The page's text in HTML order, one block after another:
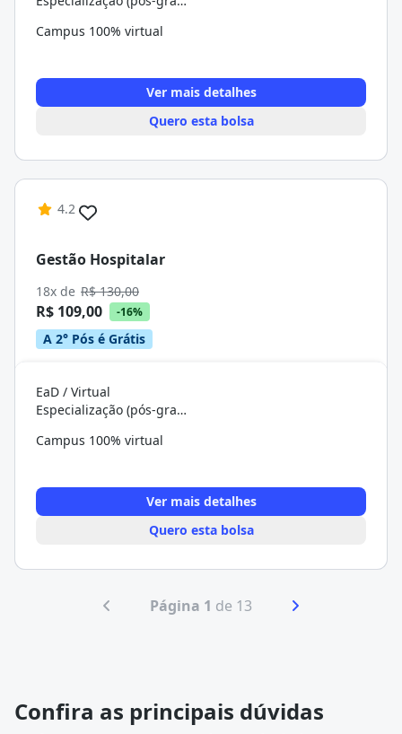
Campus 100% virtual
Ver mais detalhes
Quero esta bolsa
4.2
Gestão Hospitalar
18x de R$ 130,00
R$ 109,00 -16%
A 2° Pós é Grátis
EaD / Virtual
Especialização (pós-graduação)
Campus 100% virtual
Ver mais detalhes
Quero esta bolsa
Página 1 de 13
Confira as principais dúvidas